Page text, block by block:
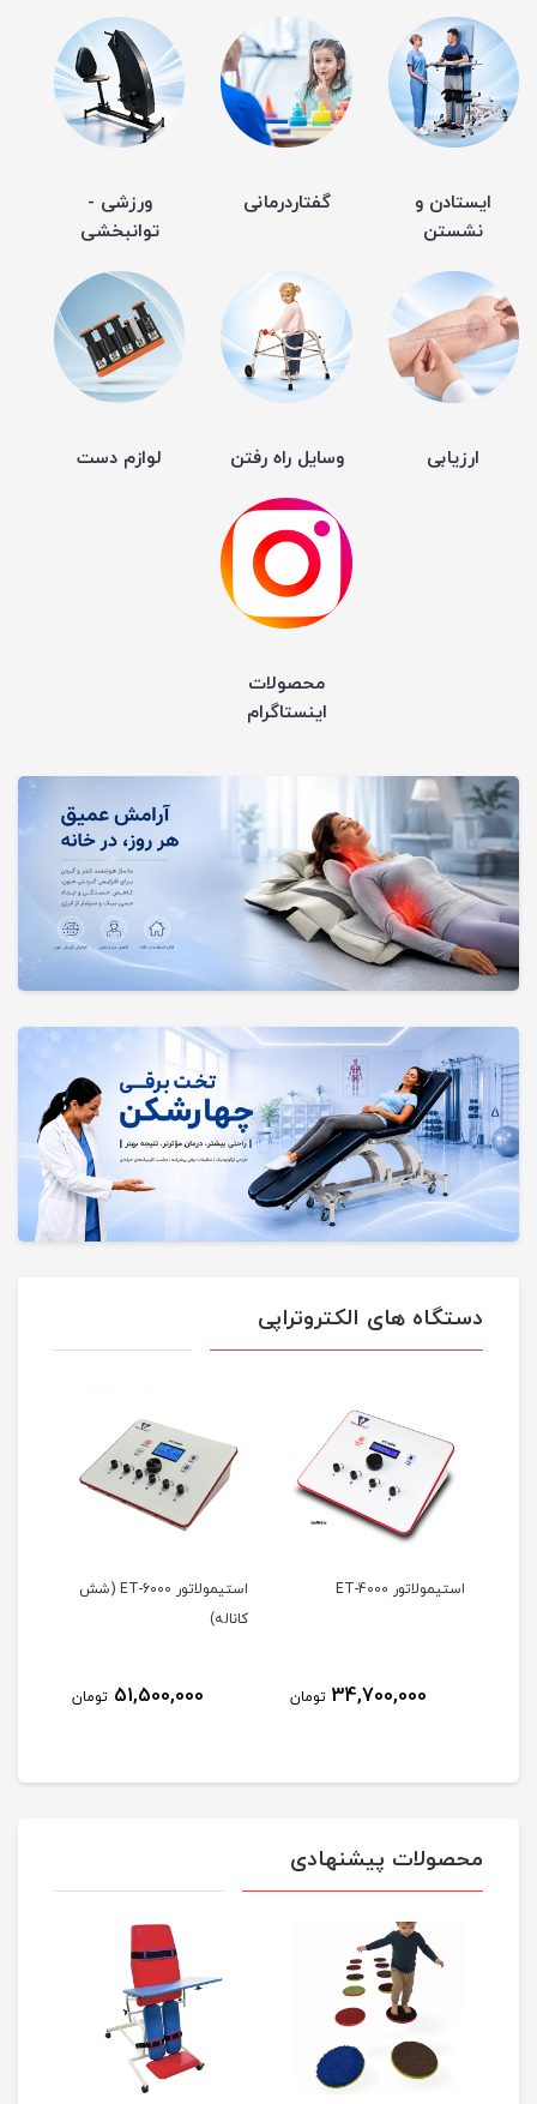
ایستادن و
نشستن
گفتاردرمانی
ورزشی -
توانبخشی
ارزیابی وسایل راه رفتن لوازم دست
محصولات
اینستاگرام
دستگاه های الکتروتراپی
استیمولاتور ET-4000
34,700,000 تومان
استیمولاتور ET-6000 (شش
کاناله)
51,500,000 تومان
محصولات پیشنهادی